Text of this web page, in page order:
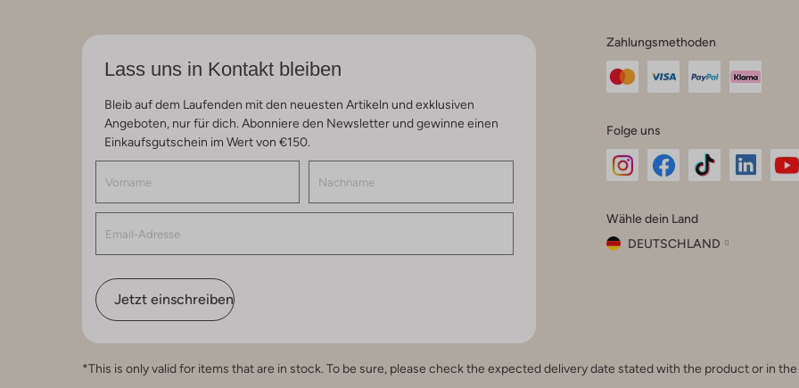
Lass uns in Kontakt bleiben
Bleib auf dem Laufenden mit den neuesten Artikeln und exklusiven
Angeboten, nur für dich. Abonniere den Newsletter und gewinne einen
Einkaufsgutschein im Wert von €150.
Jetzt einschreiben
Zahlungsmethoden
Folge uns
Instagram
Facebook
TikTok
Wähle dein Land
DEUTSCHLAND
Belgique
*This is only valid for items that are in stock. To be sure, please check the expected delivery date stated with the product or in